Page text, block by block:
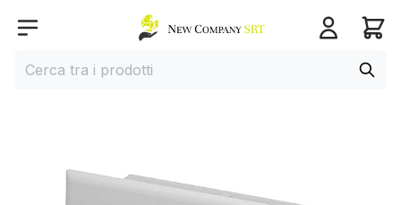
Open menu
Home page
Cerca